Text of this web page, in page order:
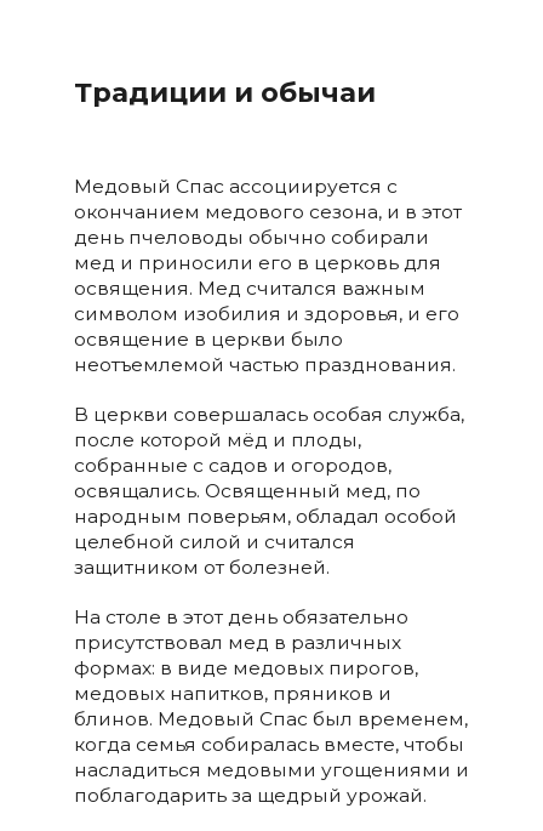
Традиции и обычаи
Медовый Спас ассоциируется с
окончанием медового сезона, и в этот
день пчеловоды обычно собирали
мед и приносили его в церковь для
освящения. Мед считался важным
символом изобилия и здоровья, и его
освящение в церкви было
неотъемлемой частью празднования.
В церкви совершалась особая служба,
после которой мёд и плоды,
собранные с садов и огородов,
освящались. Освященный мед, по
народным поверьям, обладал особой
целебной силой и считался
защитником от болезней.
На столе в этот день обязательно
присутствовал мед в различных
формах: в виде медовых пирогов,
медовых напитков, пряников и
блинов. Медовый Спас был временем,
когда семья собиралась вместе, чтобы
насладиться медовыми угощениями и
поблагодарить за щедрый урожай.